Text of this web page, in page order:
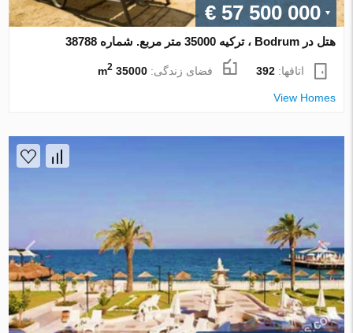
€ 57 500 000
هتل در Bodrum ، ترکیه 35000 متر مربع. شماره 38788
اتاقها:392 فضای زندگی:35000 m
2
View Homes